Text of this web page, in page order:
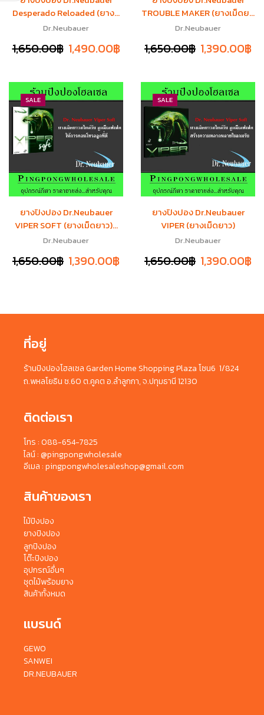
Desperado Reloaded (ยาง...
Dr.Neubauer
1,650.00฿ 1,490.00฿
TROUBLE MAKER (ยางเม็ดย...
Dr.Neubauer
1,650.00฿ 1,390.00฿
SALE
ยางปิงปอง Dr.Neubauer
VIPER SOFT (ยางเม็ดยาว)...
Dr.Neubauer
1,650.00฿ 1,390.00฿
SALE
ยางปิงปอง Dr.Neubauer
VIPER (ยางเม็ดยาว)
Dr.Neubauer
1,650.00฿ 1,390.00฿
ที่อยู่
ร้านปิงปองโฮลเซล Garden Home Shopping Plaza โซน6 1/824
ถ.พหลโยธิน ซ.60 ต.คูคต อ.ลำลูกกา, จ.ปทุมธานี 12130
ติดต่อเรา
โทร : 088-654-7825
ไลน์ : @pingpongwholesale
อีเมล : pingpongwholesaleshop@gmail.com
สินค้าของเรา
ไม้ปิงปอง
ยางปิงปอง
ลูกปิงปอง
โต๊ะปิงปอง
อุปกรณ์อื่นๆ
ชุดไม้พร้อมยาง
สินค้าทั้งหมด
แบรนด์
GEWO
SANWEI
DR.NEUBAUER